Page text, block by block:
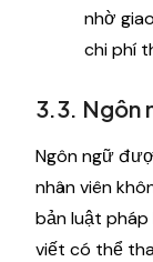
nhờ
chi phí
3.3. Ngôn
Ngôn ngữ
nhân viên
bản luật pháp
viết có thể